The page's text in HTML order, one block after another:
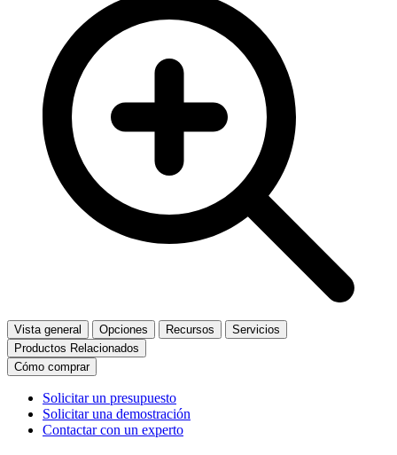
Vista general Opciones Recursos
Servicios
Productos Relacionados
Cómo comprar
Solicitar un presupuesto
Solicitar una demostración
Contactar con un experto